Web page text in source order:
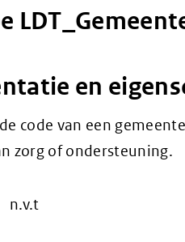
en
code van een
zorg of ondersteuning.
n.v.t